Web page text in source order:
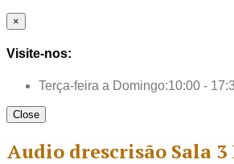
×
Visite-nos:
Terça-feira a Domingo:10:00 -
Close
Audio drescrisão Sala 3